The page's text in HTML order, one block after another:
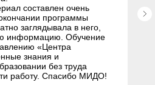
составлен очень
программы
заглядывала в него,
информацию. Обучение
«Центра
знания и
без труда
работу. Спасибо МИДО!